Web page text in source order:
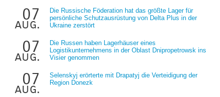
07
aug.
Die Russische Föderation hat das größte Lager für
persönliche Schutzausrüstung von Delta Plus in der
Ukraine zerstört
07
aug.
Die Russen haben Lagerhäuser eines
Logistikunternehmens in der Oblast Dnipropetrowsk ins
Visier genommen
07
aug.
Selenskyj erörterte mit Drapatyj die Verteidigung der
Region Donezk